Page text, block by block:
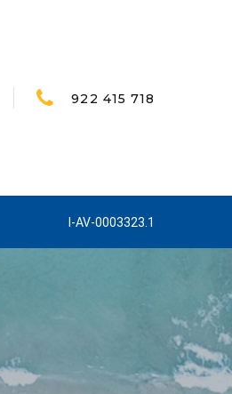
922 415 718
I-AV-0003323.1